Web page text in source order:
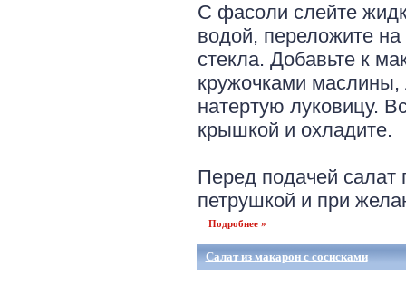
С фасоли слейте
водой, переложите
стекла. Добавьте к
кружочками маслины,
натертую луковицу.
крышкой и охладите.
Перед подачей салат
петрушкой и при
Подробнее »
Салат из макарон с сосисками